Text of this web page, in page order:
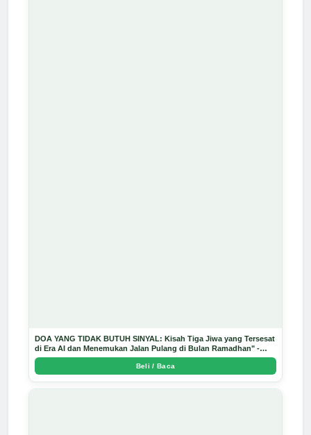
DOA YANG TIDAK BUTUH SINYAL: Kisah Tiga Jiwa yang Tersesat
di Era AI dan Menemukan Jalan Pulang di Bulan Ramadhan" -
Arda Dinata
Beli / Baca